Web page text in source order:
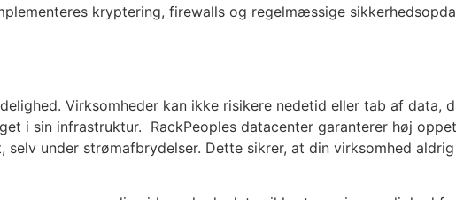
kryptering, firewalls og regelmæssige
Virksomheder kan ikke risikere nedetid eller tab af data,
i sin infrastruktur. RackPeoples datacenter garanterer høj
under strømafbrydelser. Dette sikrer, at din virksomhed